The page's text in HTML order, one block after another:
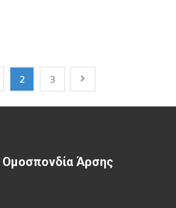
2 3
Ομοσπονδία Άρσης